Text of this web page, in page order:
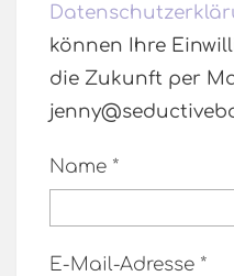
können Ihre
die Zukunft per
Name *
E-Mail-Adresse *